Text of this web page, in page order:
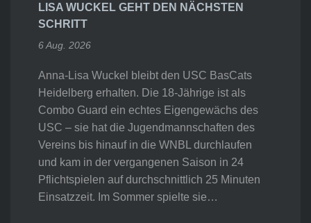
LISA WUCKEL GEHT DEN NÄCHSTEN
SCHRITT
6 Aug. 2026
Anna-Lisa Wuckel bleibt den USC BasCats
Heidelberg erhalten. Die 18-Jährige ist als
Combo Guard ein echtes Eigengewächs des
USC – sie hat die Jugendmannschaften des
Vereins bis hinauf in die WNBL durchlaufen
und kam in der vergangenen Saison in 24
Pflichtspielen auf durchschnittlich 25 Minuten
Einsatzzeit. Im Sommer spielte sie…